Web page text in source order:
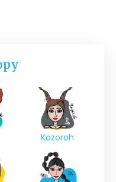
Kozoroh